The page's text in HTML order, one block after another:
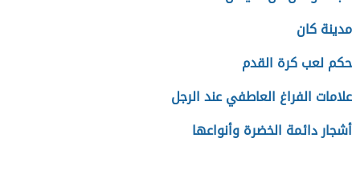
مدينة كان
حكم لعب كرة القدم
علامات الفراغ العاطفي عند الرجل
أشجار دائمة الخضرة وأنواعها